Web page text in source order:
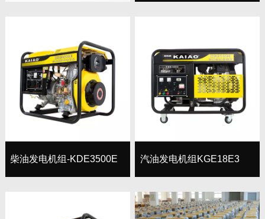
柴油发电机组-KDE3500E 汽油发电机组KGE18E3